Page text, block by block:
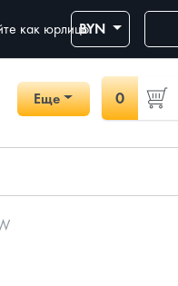
как юрлицоBYN
Еще 0